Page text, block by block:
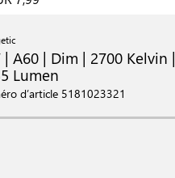
| A60 | Dim | 2700 Kelvin |
Lumen
d’article 5181023321